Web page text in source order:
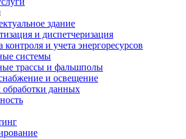
здание
и диспетчеризация
контроля и учета энергоресурсов
системы
трассы и фальшполы
и освещение
данных